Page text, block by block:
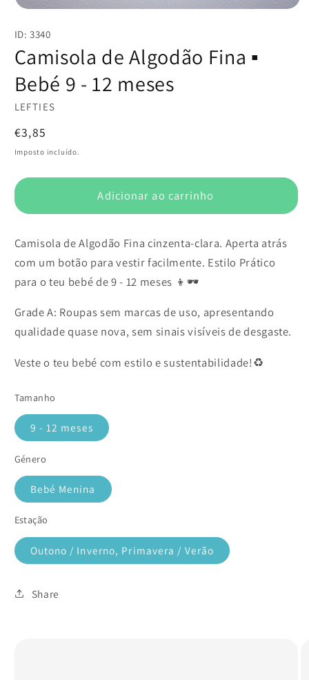
multimédia
em
modal
ID: 3340
Camisola de Algodão Fina ▪️
Bebé 9 - 12 meses
LEFTIES
Preço
normal
€3,85
Imposto incluído.
Adicionar ao carrinho
Camisola de Algodão Fina cinzenta-clara. Aperta atrás
com um botão para vestir facilmente. Estilo Prático
para o teu bebé de 9 - 12 meses 👦🕶️
Grade A: Roupas sem marcas de uso, apresentando
qualidade quase nova, sem sinais visíveis de desgaste.
Veste o teu bebé com estilo e sustentabilidade!♻️
Tamanho
9 - 12 meses
Género
Bebé Menina
Estação
Outono / Inverno, Primavera / Verão
Share